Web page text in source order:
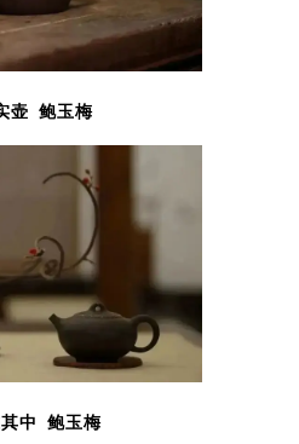
壶 鲍玉梅
中 鲍玉梅